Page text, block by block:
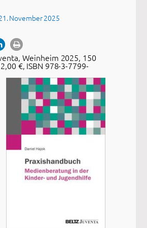
November 2025
Weinheim 2025, 150
€, ISBN 978-3-7799-